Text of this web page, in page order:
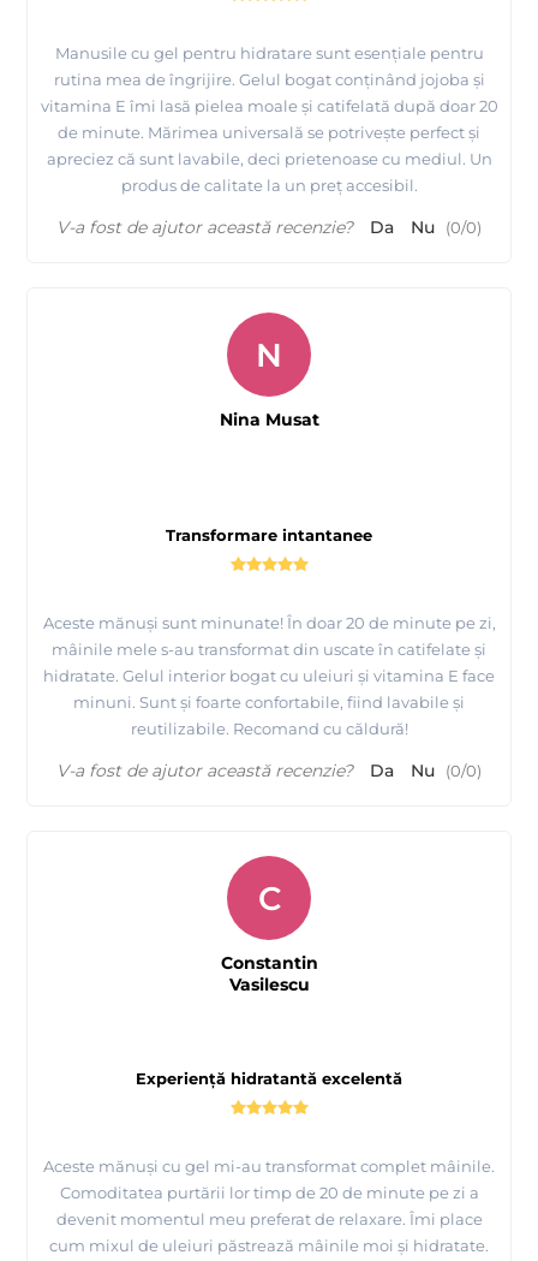
Manusile cu gel pentru hidratare sunt esențiale pentru
rutina mea de îngrijire. Gelul bogat conținând jojoba și
vitamina E îmi lasă pielea moale și catifelată după doar 20
de minute. Mărimea universală se potrivește perfect și
apreciez că sunt lavabile, deci prietenoase cu mediul. Un
produs de calitate la un preț accesibil.
V-a fost de ajutor această recenzie? Da Nu (0/0)
Transformare intantanee
Aceste mănuși sunt minunate! În doar 20 de minute pe zi,
mâinile mele s-au transformat din uscate în catifelate și
hidratate. Gelul interior bogat cu uleiuri și vitamina E face
minuni. Sunt și foarte confortabile, fiind lavabile și
reutilizabile. Recomand cu căldură!
N
Nina Musat
V-a fost de ajutor această recenzie? Da Nu (0/0)
Experiență hidratantă excelentă
Aceste mănuși cu gel mi-au transformat complet mâinile.
Comoditatea purtării lor timp de 20 de minute pe zi a
devenit momentul meu preferat de relaxare. Îmi place
cum mixul de uleiuri păstrează mâinile moi și hidratate.
C
Constantin
Vasilescu